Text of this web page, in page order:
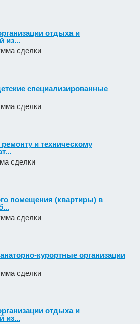
отдыха и
из...
сделки
специализированные
сделки
и техническому
сделки
помещения (квартиры) в
сделки
курортные организации
сделки
отдыха и
из...